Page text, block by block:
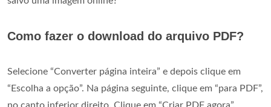
Como fazer o download do arquivo PDF?
Selecione “Converter página inteira” e depois clique em
“Escolha a opção”. Na página seguinte, clique em “para PDF”,